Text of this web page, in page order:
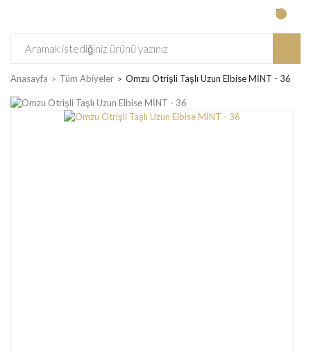
Anasayfa Tüm Abiyeler Omzu Otrişli Taşlı Uzun Elbise MİNT - 36